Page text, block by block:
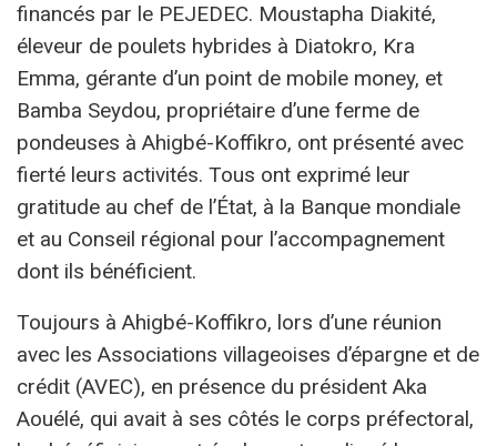
financés par le PEJEDEC. Moustapha Diakité,
éleveur de poulets hybrides à Diatokro, Kra
Emma, gérante d’un point de mobile money, et
Bamba Seydou, propriétaire d’une ferme de
pondeuses à Ahigbé-Koffikro, ont présenté avec
fierté leurs activités. Tous ont exprimé leur
gratitude au chef de l’État, à la Banque mondiale
et au Conseil régional pour l’accompagnement
dont ils bénéficient.
Toujours à Ahigbé-Koffikro, lors d’une réunion
avec les Associations villageoises d’épargne et de
crédit (AVEC), en présence du président Aka
Aouélé, qui avait à ses côtés le corps préfectoral,